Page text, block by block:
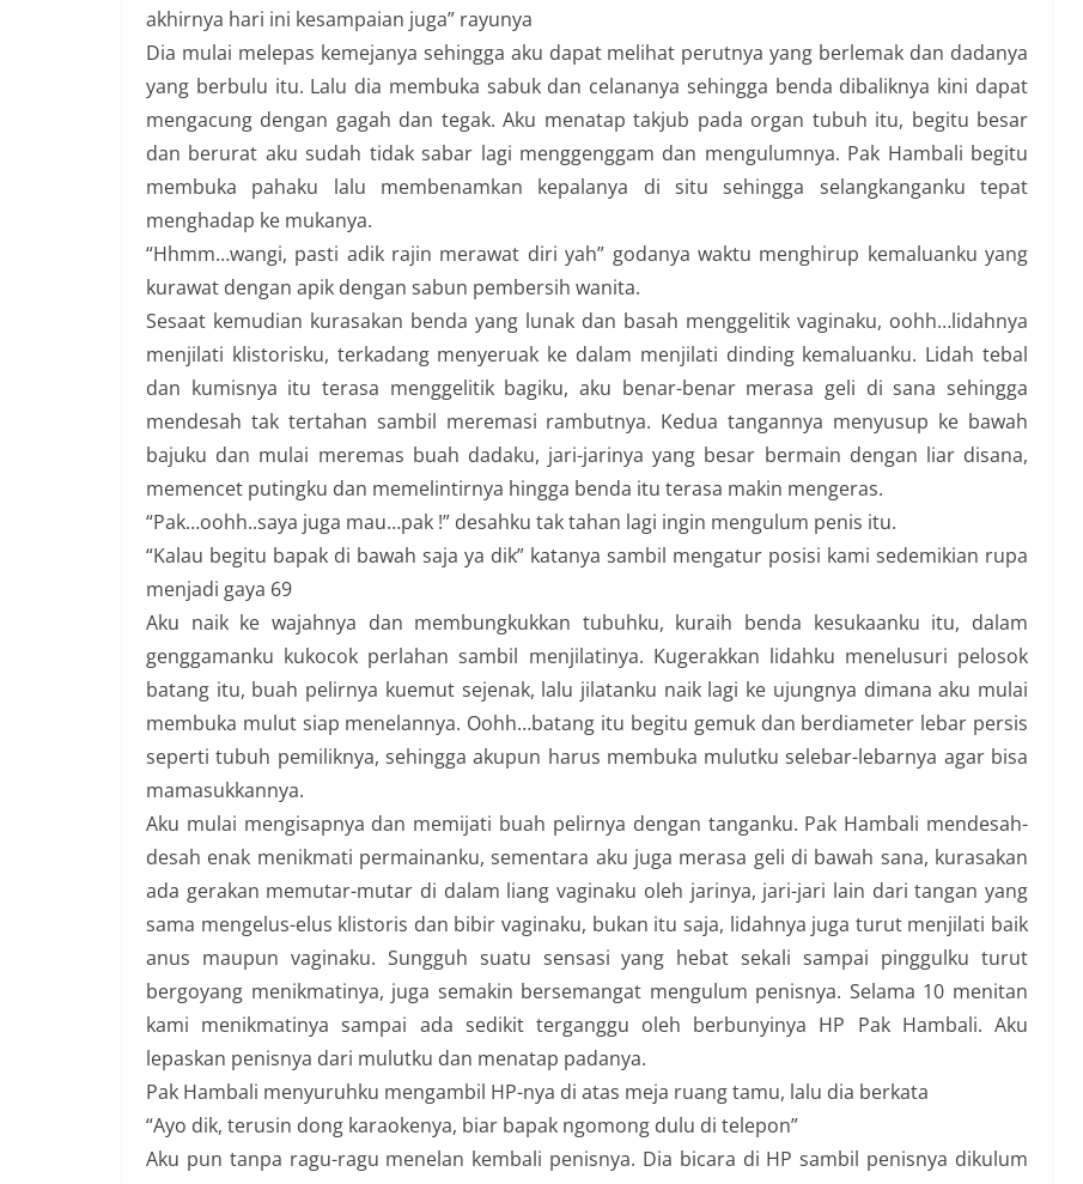
akhirnya hari ini kesampaian juga” rayunya
Dia mulai melepas kemejanya sehingga aku dapat melihat perutnya yang berlemak dan dadanya
yang berbulu itu. Lalu dia membuka sabuk dan celananya sehingga benda dibaliknya kini dapat
mengacung dengan gagah dan tegak. Aku menatap takjub pada organ tubuh itu, begitu besar
dan berurat aku sudah tidak sabar lagi menggenggam dan mengulumnya. Pak Hambali begitu
membuka pahaku lalu membenamkan kepalanya di situ sehingga selangkanganku tepat
menghadap ke mukanya.
“Hhmm…wangi, pasti adik rajin merawat diri yah” godanya waktu menghirup kemaluanku yang
kurawat dengan apik dengan sabun pembersih wanita.
Sesaat kemudian kurasakan benda yang lunak dan basah menggelitik vaginaku, oohh…lidahnya
menjilati klistorisku, terkadang menyeruak ke dalam menjilati dinding kemaluanku. Lidah tebal
dan kumisnya itu terasa menggelitik bagiku, aku benar-benar merasa geli di sana sehingga
mendesah tak tertahan sambil meremasi rambutnya. Kedua tangannya menyusup ke bawah
bajuku dan mulai meremas buah dadaku, jari-jarinya yang besar bermain dengan liar disana,
memencet putingku dan memelintirnya hingga benda itu terasa makin mengeras.
“Pak…oohh..saya juga mau…pak !” desahku tak tahan lagi ingin mengulum penis itu.
“Kalau begitu bapak di bawah saja ya dik” katanya sambil mengatur posisi kami sedemikian rupa
menjadi gaya 69
Aku naik ke wajahnya dan membungkukkan tubuhku, kuraih benda kesukaanku itu, dalam
genggamanku kukocok perlahan sambil menjilatinya. Kugerakkan lidahku menelusuri pelosok
batang itu, buah pelirnya kuemut sejenak, lalu jilatanku naik lagi ke ujungnya dimana aku mulai
membuka mulut siap menelannya. Oohh…batang itu begitu gemuk dan berdiameter lebar persis
seperti tubuh pemiliknya, sehingga akupun harus membuka mulutku selebar-lebarnya agar bisa
mamasukkannya.
Aku mulai mengisapnya dan memijati buah pelirnya dengan tanganku. Pak Hambali mendesah-
desah enak menikmati permainanku, sementara aku juga merasa geli di bawah sana, kurasakan
ada gerakan memutar-mutar di dalam liang vaginaku oleh jarinya, jari-jari lain dari tangan yang
sama mengelus-elus klistoris dan bibir vaginaku, bukan itu saja, lidahnya juga turut menjilati baik
anus maupun vaginaku. Sungguh suatu sensasi yang hebat sekali sampai pinggulku turut
bergoyang menikmatinya, juga semakin bersemangat mengulum penisnya. Selama 10 menitan
kami menikmatinya sampai ada sedikit terganggu oleh berbunyinya HP Pak Hambali. Aku
lepaskan penisnya dari mulutku dan menatap padanya.
Pak Hambali menyuruhku mengambil HP-nya di atas meja ruang tamu, lalu dia berkata
“Ayo dik, terusin dong karaokenya, biar bapak ngomong dulu di telepon”
Aku pun tanpa ragu-ragu menelan kembali penisnya. Dia bicara di HP sambil penisnya dikulum